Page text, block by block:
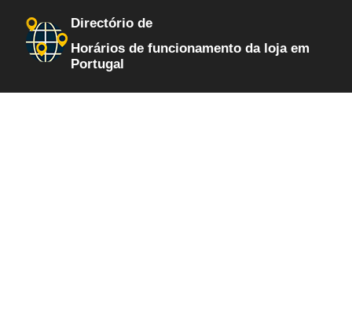
Directório de
Horários de funcionamento da loja em
Portugal